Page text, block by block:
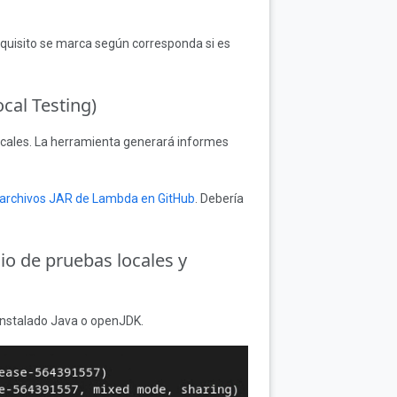
se marca según corresponda si es
Testing)
La herramienta generará informes
archivos JAR de Lambda en GitHub . Debería
de pruebas locales y
Java o openJDK.